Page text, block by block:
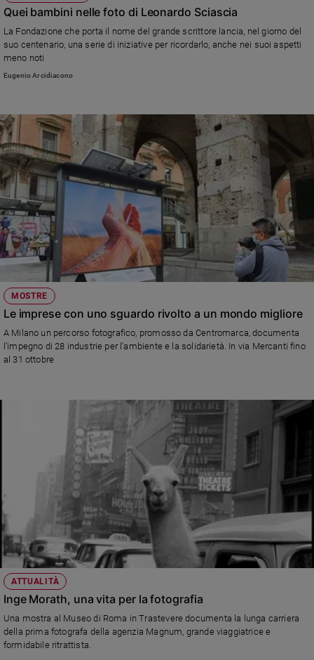
Quei bambini nelle foto di Leonardo Sciascia
La Fondazione che porta il nome del grande scrittore lancia, nel giorno del
suo centenario, una serie di iniziative per ricordarlo, anche nei suoi aspetti
meno noti
Eugenio Arcidiacono
MOSTRE
Le imprese con uno sguardo rivolto a un mondo migliore
A Milano un percorso fotografico, promosso da Centromarca, documenta
l'impegno di 28 industrie per l’ambiente e la solidarietà. In via Mercanti fino
al 31 ottobre
ATTUALITÀ
Inge Morath, una vita per la fotografia
Una mostra al Museo di Roma in Trastevere documenta la lunga carriera
della prima fotografa della agenzia Magnum, grande viaggiatrice e
formidabile ritrattista.